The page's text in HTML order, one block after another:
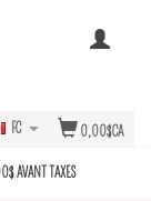
0,00$CA
FC
AVANT TAXES